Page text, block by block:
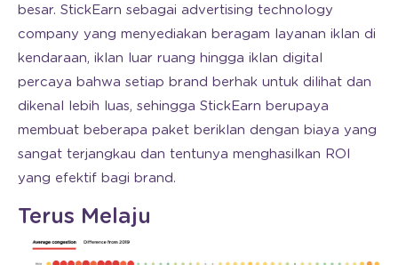
besar. StickEarn sebagai advertising technology
company yang menyediakan beragam layanan iklan di
kendaraan, iklan luar ruang hingga iklan digital
percaya bahwa setiap brand berhak untuk dilihat dan
dikenal lebih luas, sehingga StickEarn berupaya
membuat beberapa paket beriklan dengan biaya yang
sangat terjangkau dan tentunya menghasilkan ROI
yang efektif bagi brand.
Terus Melaju